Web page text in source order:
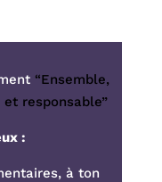
“Ensemble,
responsable”
:
à ton